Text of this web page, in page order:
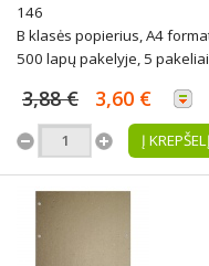
146
B klasės popierius, A4
500 lapų pakelyje, 5
3,88 € 3,60 €
Į KREPŠELĮ